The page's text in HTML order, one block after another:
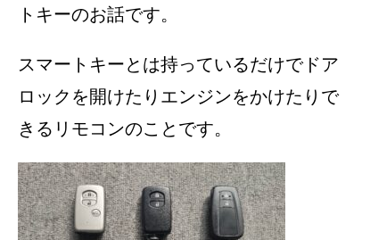
トキーのお話です。
スマートキーとは持っているだけでドア
ロックを開けたりエンジンをかけたりで
きるリモコンのことです。